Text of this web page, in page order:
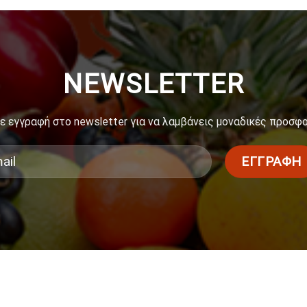
NEWSLETTER
εγγραφή στο newsletter για να λαμβάνεις μοναδικές